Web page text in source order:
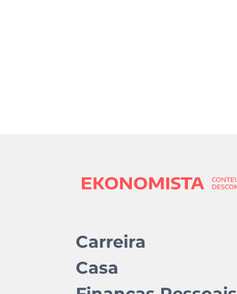
Carreira
Casa